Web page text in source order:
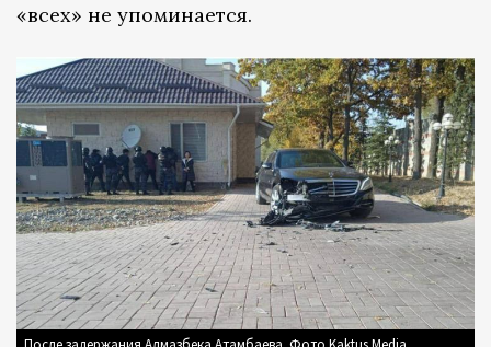
«всех» не упоминается.